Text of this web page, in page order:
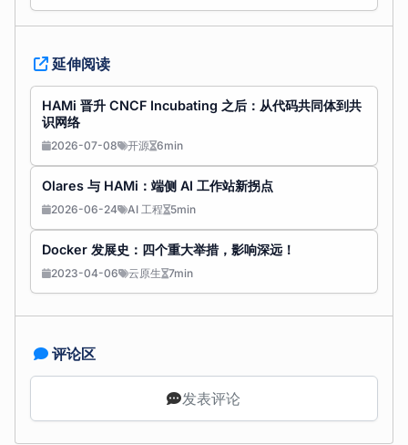
延伸阅读
HAMi 晋升 CNCF Incubating 之后：从代码共同体到共
识网络
2026-07-08 开源 6min
Olares 与 HAMi：端侧 AI 工作站新拐点
2026-06-24 AI 工程 5min
Docker 发展史：四个重大举措，影响深远！
2023-04-06 云原生 7min
评论区
发表评论